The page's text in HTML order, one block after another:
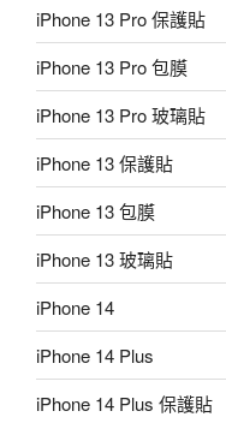
iPhone 13 Pro 保護貼
iPhone 13 Pro 包膜
iPhone 13 Pro 玻璃貼
iPhone 13 保護貼
iPhone 13 包膜
iPhone 13 玻璃貼
iPhone 14
iPhone 14 Plus
iPhone 14 Plus 保護貼